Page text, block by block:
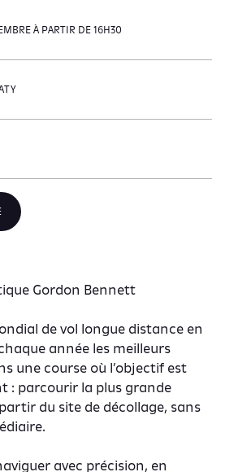
À PARTIR DE 16H30
Gordon Bennett
de vol longue distance en
année les meilleurs
une course où l’objectif est
: parcourir la plus grande
du site de décollage, sans
avec précision, en